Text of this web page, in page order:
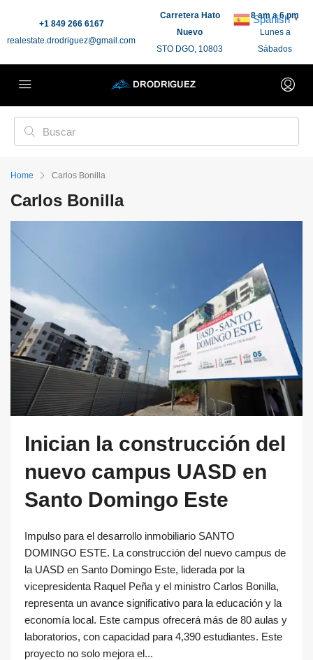
+1 849 266 6167
realestate.drodriguez@gmail.com
Carretera Hato
Nuevo
STO DGO, 10803
8 am a 6 pm
Lunes a
Sábados
Home Carlos Bonilla
Carlos Bonilla
Inician la construcción del
nuevo campus UASD en
Santo Domingo Este
Impulso para el desarrollo inmobiliario SANTO
DOMINGO ESTE. La construcción del nuevo campus de
la UASD en Santo Domingo Este, liderada por la
vicepresidenta Raquel Peña y el ministro Carlos Bonilla,
representa un avance significativo para la educación y la
economía local. Este campus ofrecerá más de 80 aulas y
laboratorios, con capacidad para 4,390 estudiantes. Este
proyecto no solo mejora el...
Spanish ▼